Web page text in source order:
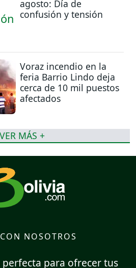
agosto: Día de
confusión y tensión
Voraz incendio en la
feria Barrio Lindo deja
cerca de 10 mil puestos
afectados
VER MÁS +
NOSOTROS
para ofrecer tus